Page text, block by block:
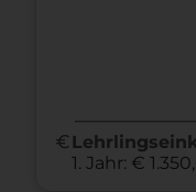
euro
1. Jahr: €